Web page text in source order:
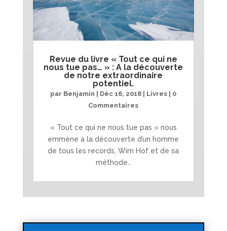
Revue du livre « Tout ce qui ne
nous tue pas… » : A la découverte
de notre extraordinaire
potentiel.
par Benjamin | Déc 16, 2018 | Livres | 0
Commentaires
« Tout ce qui ne nous tue pas » nous
emmène à la découverte d’un homme
de tous les records, Wim Hof et de sa
méthode..